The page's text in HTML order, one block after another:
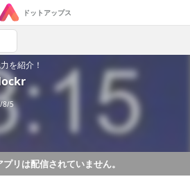
ドットアップス
を紹介！
8/5
リは配信されていません。